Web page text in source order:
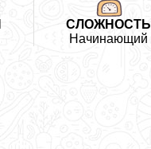
СЛОЖНОСТЬ
Начинающий